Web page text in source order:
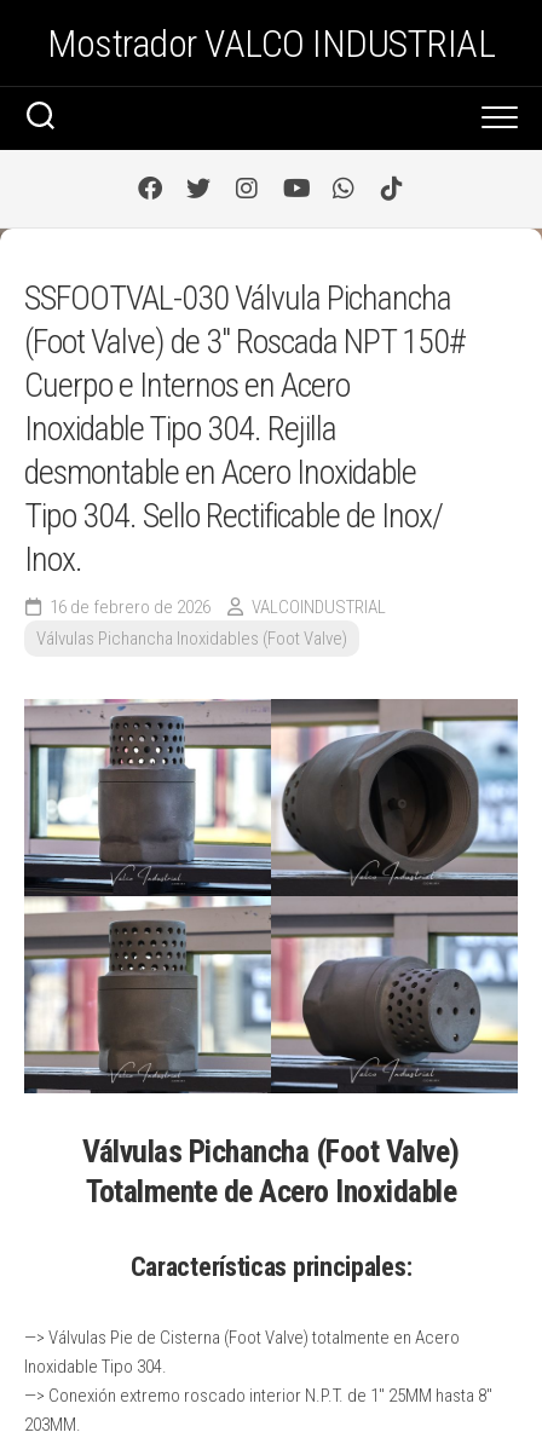
Mostrador VALCO INDUSTRIAL
SSFOOTVAL-030 Válvula Pichancha
(Foot Valve) de 3″ Roscada NPT 150#
Cuerpo e Internos en Acero
Inoxidable Tipo 304. Rejilla
desmontable en Acero Inoxidable
Tipo 304. Sello Rectificable de Inox/
Inox.
16 de febrero de 2026
VALCOINDUSTRIAL
Válvulas Pichancha Inoxidables (Foot Valve)
Válvulas Pichancha (Foot Valve)
Totalmente de Acero Inoxidable
Características principales:
—> Válvulas Pie de Cisterna (Foot Valve) totalmente en Acero
Inoxidable Tipo 304.
—> Conexión extremo roscado interior N.P.T. de 1″ 25MM hasta 8″
203MM.